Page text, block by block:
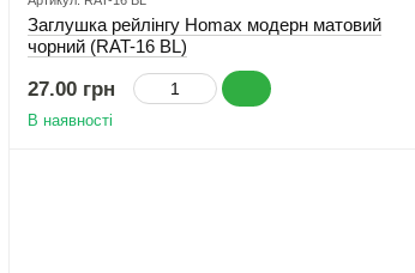
Заглушка рейлінгу Homax модерн матовий
чорний (RAT-16 BL)
27.00 грн
В наявності